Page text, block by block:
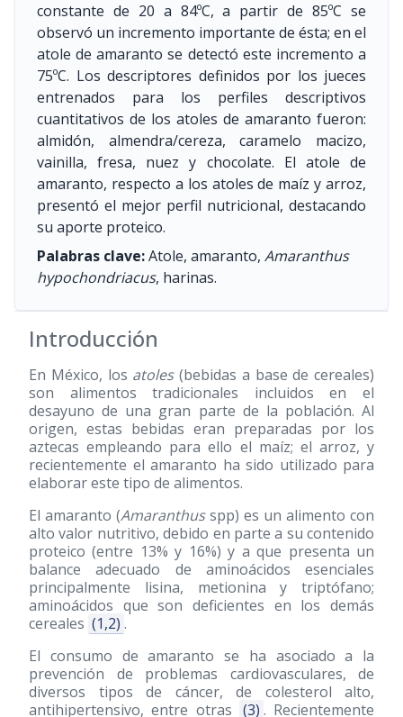
constante de 20 a 84ºC, a partir de 85ºC se
observó un incremento importante de ésta; en el
atole de amaranto se detectó este incremento a
75ºC. Los descriptores definidos por los jueces
entrenados para los perfiles descriptivos
cuantitativos de los atoles de amaranto fueron:
almidón, almendra/cereza, caramelo macizo,
vainilla, fresa, nuez y chocolate. El atole de
amaranto, respecto a los atoles de maíz y arroz,
presentó el mejor perfil nutricional, destacando
su aporte proteico.
Palabras clave:Atole, amaranto, Amaranthus
hypochondriacus, harinas.
Introducción
En México, los atoles(bebidas a base de cereales)
son alimentos tradicionales incluidos en el
desayuno de una gran parte de la población. Al
origen, estas bebidas eran preparadas por los
aztecas empleando para ello el maíz; el arroz, y
recientemente el amaranto ha sido utilizado para
elaborar este tipo de alimentos.
El amaranto (Amaranthusspp) es un alimento con
alto valor nutritivo, debido en parte a su contenido
proteico (entre 13% y 16%) y a que presenta un
balance adecuado de aminoácidos esenciales
principalmente lisina, metionina y triptófano;
aminoácidos que son deficientes en los demás
cereales (1,2) .
El consumo de amaranto se ha asociado a la
prevención de problemas cardiovasculares, de
diversos tipos de cáncer, de colesterol alto,
antihipertensivo, entre otras (3) . Recientemente